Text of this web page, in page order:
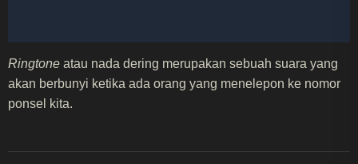
Ringtone atau nada dering merupakan sebuah suara yang
akan berbunyi ketika ada orang yang menelepon ke nomor
ponsel kita.